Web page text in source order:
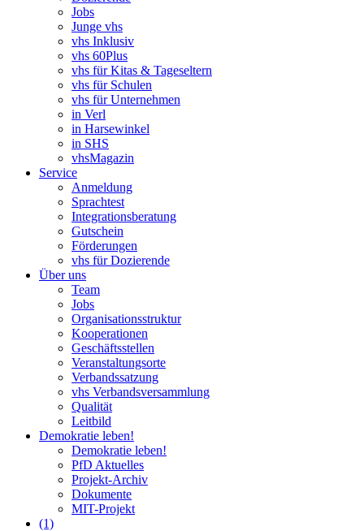
Jobs
Junge vhs
vhs Inklusiv
vhs 60Plus
vhs für Kitas & Tageseltern
vhs für Schulen
vhs für Unternehmen
in Verl
in Harsewinkel
in SHS
vhsMagazin
Service
Anmeldung
Sprachtest
Integrationsberatung
Gutschein
Förderungen
vhs für Dozierende
Über uns
Team
Jobs
Organisationsstruktur
Kooperationen
Geschäftsstellen
Veranstaltungsorte
Verbandssatzung
vhs Verbandsversammlung
Qualität
Leitbild
Demokratie leben!
Demokratie leben!
PfD Aktuelles
Projekt-Archiv
Dokumente
MIT-Projekt
(1)